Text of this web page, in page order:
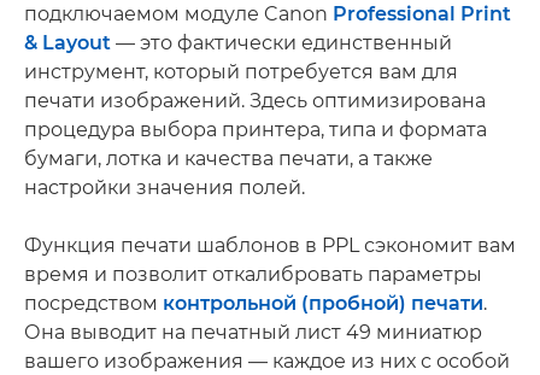
подключаемом модуле Canon Professional Print
& Layout — это фактически единственный
инструмент, который потребуется вам для
печати изображений. Здесь оптимизирована
процедура выбора принтера, типа и формата
бумаги, лотка и качества печати, а также
настройки значения полей.
Функция печати шаблонов в PPL сэкономит вам
время и позволит откалибровать параметры
посредством контрольной (пробной) печати.
Она выводит на печатный лист 49 миниатюр
вашего изображения — каждое из них с особой